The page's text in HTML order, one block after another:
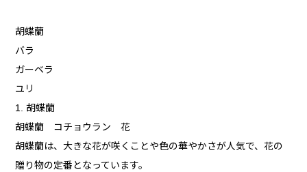
胡蝶蘭
バラ
ガーベラ
ユリ
1. 胡蝶蘭
胡蝶蘭 コチョウラン 花
胡蝶蘭は、大きな花が咲くことや色の華やかさが人気で、花の
贈り物の定番となっています。